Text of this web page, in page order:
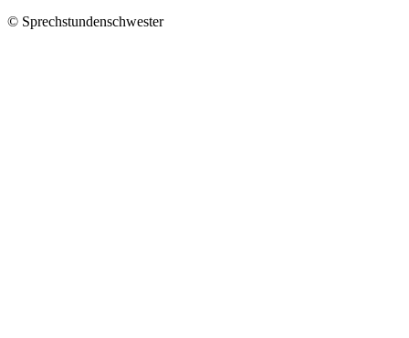
© Sprechstundenschwester